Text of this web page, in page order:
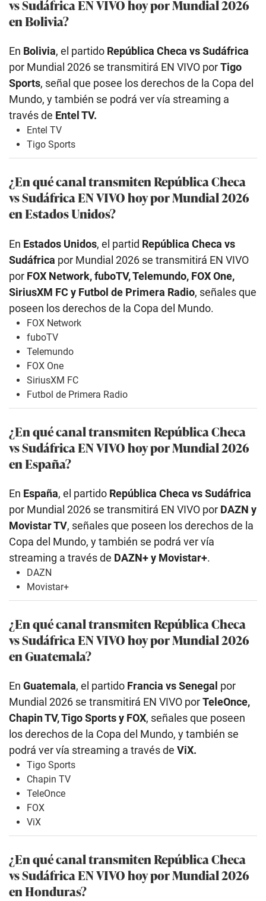
vs Sudáfrica EN VIVO hoy por Mundial 2026
en Bolivia?
En Bolivia, el partido República Checa vs Sudáfrica
por Mundial 2026 se transmitirá EN VIVO porTigo
Sports, señal que posee los derechos de la Copa del
Mundo, y también se podrá ver vía streaming a
través de Entel TV.
Entel TV
Tigo Sports
¿En qué canal transmiten República Checa
vs Sudáfrica EN VIVO hoy por Mundial 2026
en Estados Unidos?
En Estados Unidos, el partid República Checa vs
Sudáfrica por Mundial 2026 se transmitirá EN VIVO
por FOX Network, fuboTV, Telemundo, FOX One,
SiriusXM FC y Futbol de Primera Radio, señales que
poseen los derechos de la Copa del Mundo.
FOX Network
fuboTV
Telemundo
FOX One
SiriusXM FC
Futbol de Primera Radio
¿En qué canal transmiten República Checa
vs Sudáfrica EN VIVO hoy por Mundial 2026
en España?
En España, el partido República Checa vs Sudáfrica
por Mundial 2026 se transmitirá EN VIVO por DAZN y
Movistar TV, señales que poseen los derechos de la
Copa del Mundo, y también se podrá ver vía
streaming a través de DAZN+ y Movistar+.
DAZN
Movistar+
¿En qué canal transmiten República Checa
vs Sudáfrica EN VIVO hoy por Mundial 2026
en Guatemala?
En Guatemala, el partido Francia vs Senegal por
Mundial 2026 se transmitirá EN VIVO porTeleOnce,
Chapin TV, Tigo Sports y FOX, señales que poseen
los derechos de la Copa del Mundo, y también se
podrá ver vía streaming a través de ViX.
Tigo Sports
Chapin TV
TeleOnce
FOX
ViX
¿En qué canal transmiten República Checa
vs Sudáfrica EN VIVO hoy por Mundial 2026
en Honduras?